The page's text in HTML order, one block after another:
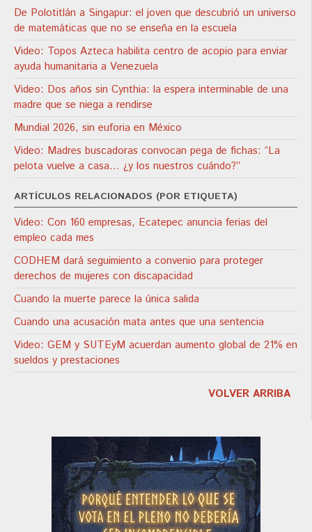
De Polotitlán a Singapur: el joven que descubrió un universo
de matemáticas que no se enseña en la escuela
Video: Topos Azteca habilita centro de acopio para enviar
ayuda humanitaria a Venezuela
Video: Dos años sin Cynthia: la espera interminable de una
madre que se niega a rendirse
Mundial 2026, sin euforia en México
Video: Madres buscadoras convocan pega de fichas: “La
pelota vuelve a casa… ¿y los nuestros cuándo?”
ARTÍCULOS RELACIONADOS (POR ETIQUETA)
Video: Con 160 empresas, Ecatepec anuncia ferias del
empleo cada mes
CODHEM dará seguimiento a convenio para proteger
derechos de mujeres con discapacidad
Cuando la muerte parece la única salida
Cuando una acusación mata antes que una sentencia
Video: GEM y SUTEyM acuerdan aumento global de 21% en
sueldos y prestaciones
VOLVER ARRIBA